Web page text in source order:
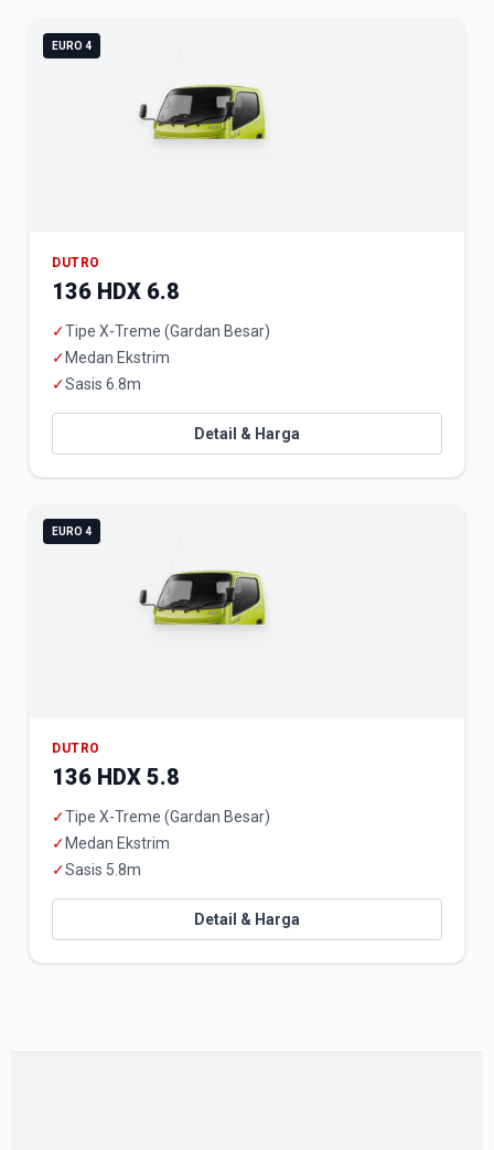
EURO 4
DUTRO
136 HDX 6.8
✓Tipe X-Treme (Gardan Besar)
✓ Medan Ekstrim
✓Sasis 6.8m
Detail & Harga
EURO 4
DUTRO
136 HDX 5.8
✓Tipe X-Treme (Gardan Besar)
✓ Medan Ekstrim
✓Sasis 5.8m
Detail & Harga